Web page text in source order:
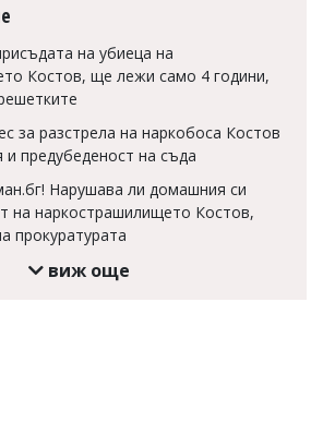
на убиеца на
Костов, ще лежи само 4 години,
за разстрела на наркобоса Костов
и предубеденост на съда
Нарушава ли домашния си
на наркострашилището Костов,
прокуратурата
виж още